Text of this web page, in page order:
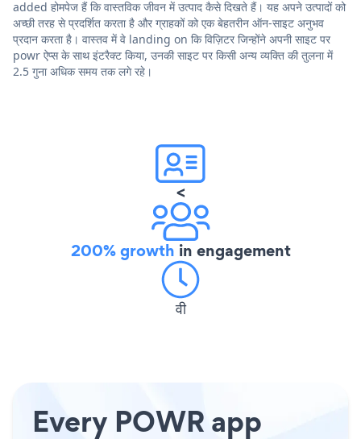
added होमपेज हैं कि वास्तविक जीवन में उत्पाद कैसे दिखते हैं। यह अपने उत्पादों को
अच्छी तरह से प्रदर्शित करता है और ग्राहकों को एक बेहतरीन ऑन-साइट अनुभव
प्रदान करता है। वास्तव में वे landing on कि विज़िटर जिन्होंने अपनी साइट पर
powr ऐप्स के साथ इंटरैक्ट किया, उनकी साइट पर किसी अन्य व्यक्ति की तुलना में
2.5 गुना अधिक समय तक लगे रहे।
<
200% growth in engagement
वी
Every POWR app